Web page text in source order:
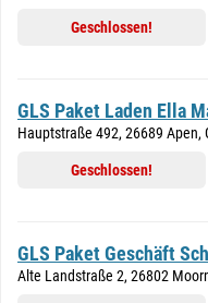
Geschlossen!
GLS Paket Laden Ella
Hauptstraße 492, 26689 Apen,
Geschlossen!
GLS Paket Geschäft
Alte Landstraße 2, 26802